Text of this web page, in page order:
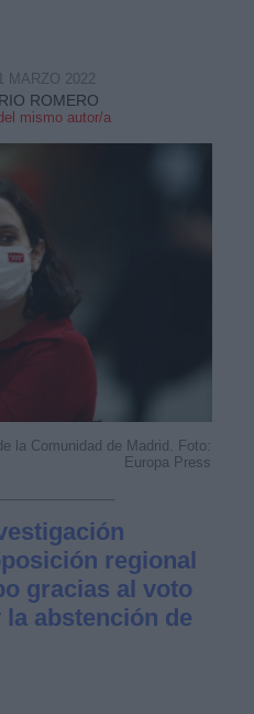
ROMERO
mismo autor/a
MARZO 2022
la Comunidad de Madrid. Foto:
Europa Press
regional
gracias al voto
abstención de